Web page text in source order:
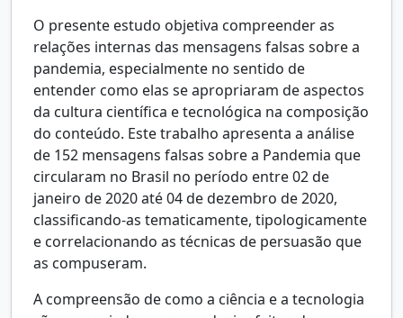
O presente estudo objetiva compreender as
relações internas das mensagens falsas sobre a
pandemia, especialmente no sentido de
entender como elas se apropriaram de aspectos
da cultura científica e tecnológica na composição
do conteúdo. Este trabalho apresenta a análise
de 152 mensagens falsas sobre a Pandemia que
circularam no Brasil no período entre 02 de
janeiro de 2020 até 04 de dezembro de 2020,
classificando-as tematicamente, tipologicamente
e correlacionando as técnicas de persuasão que
as compuseram.
A compreensão de como a ciência e a tecnologia